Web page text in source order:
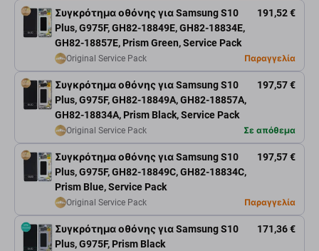
Συγκρότημα οθόνης για Samsung S10
Plus, G975F, GH82-18849E, GH82-18834E,
GH82-18857E, Prism Green, Service Pack
191,52 €
Original Service Pack Παραγγελία
Συγκρότημα οθόνης για Samsung S10
Plus, G975F, GH82-18849A, GH82-18857A,
GH82-18834A, Prism Black, Service Pack
197,57 €
Original Service Pack Σε απόθεμα
Συγκρότημα οθόνης για Samsung S10
Plus, G975F, GH82-18849C, GH82-18834C,
Prism Blue, Service Pack
197,57 €
Original Service Pack Παραγγελία
Συγκρότημα οθόνης για Samsung S10
Plus, G975F, Prism Black
171,36 €